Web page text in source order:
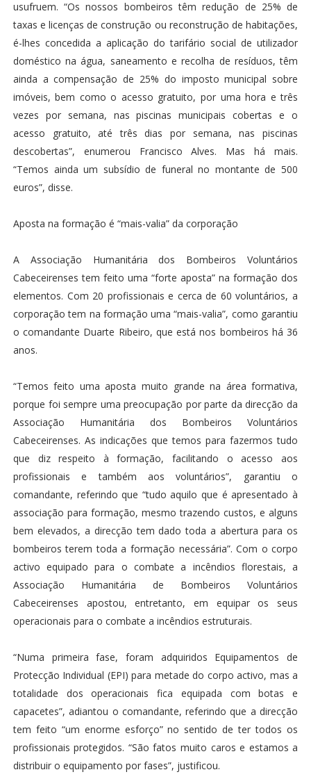
usufruem. “Os nossos bombeiros têm redução de 25% de
taxas e licenças de construção ou reconstrução de habitações,
é-lhes concedida a aplicação do tarifário social de utilizador
doméstico na água, saneamento e recolha de resíduos, têm
ainda a compensação de 25% do imposto municipal sobre
imóveis, bem como o acesso gratuito, por uma hora e três
vezes por semana, nas piscinas municipais cobertas e o
acesso gratuito, até três dias por semana, nas piscinas
descobertas”, enumerou Francisco Alves. Mas há mais.
“Temos ainda um subsídio de funeral no montante de 500
euros”, disse.
Aposta na formação é “mais-valia” da corporação
A Associação Humanitária dos Bombeiros Voluntários
Cabeceirenses tem feito uma “forte aposta” na formação dos
elementos. Com 20 profissionais e cerca de 60 voluntários, a
corporação tem na formação uma “mais-valia”, como garantiu
o comandante Duarte Ribeiro, que está nos bombeiros há 36
anos.
“Temos feito uma aposta muito grande na área formativa,
porque foi sempre uma preocupação por parte da direcção da
Associação Humanitária dos Bombeiros Voluntários
Cabeceirenses. As indicações que temos para fazermos tudo
que diz respeito à formação, facilitando o acesso aos
profissionais e também aos voluntários”, garantiu o
comandante, referindo que “tudo aquilo que é apresentado à
associação para formação, mesmo trazendo custos, e alguns
bem elevados, a direcção tem dado toda a abertura para os
bombeiros terem toda a formação necessária”. Com o corpo
activo equipado para o combate a incêndios florestais, a
Associação Humanitária de Bombeiros Voluntários
Cabeceirenses apostou, entretanto, em equipar os seus
operacionais para o combate a incêndios estruturais.
“Numa primeira fase, foram adquiridos Equipamentos de
Protecção Individual (EPI) para metade do corpo activo, mas a
totalidade dos operacionais fica equipada com botas e
capacetes”, adiantou o comandante, referindo que a direcção
tem feito “um enorme esforço” no sentido de ter todos os
profissionais protegidos. “São fatos muito caros e estamos a
distribuir o equipamento por fases”, justificou.